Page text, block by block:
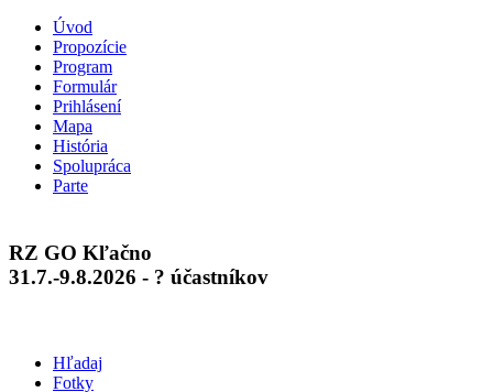
Úvod
Propozície
Program
Formulár
Prihlásení
Mapa
História
Spolupráca
Parte
RZ GO Kľačno
31.7.-9.8.2026 - ? účastníkov
Hľadaj
Fotky